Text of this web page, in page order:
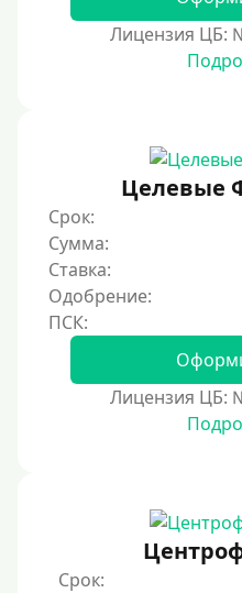
60000 руб
70000 руб
150000 руб
200000 руб
250000 руб
300000 руб
500000 руб
Мини займы
С помощью системы
Лицензия ЦБ:
Целевые
Срок:
Сумма:
Ставка:
Одобрение:
Лицензия ЦБ:
Срок: